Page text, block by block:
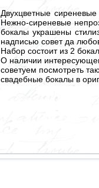
Двухцветные
Нежно-сиреневые
бокалы украшены
надписью совет да
Набор состоит из 2
О наличии
советуем посмотреть
свадебные бокалы в